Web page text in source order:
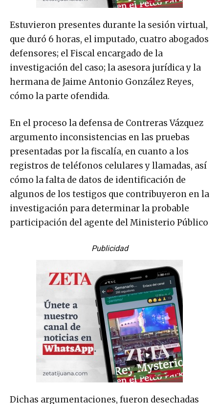
Estuvieron presentes durante la sesión virtual,
que duró 6 horas, el imputado, cuatro abogados
defensores; el Fiscal encargado de la
investigación del caso; la asesora jurídica y la
hermana de Jaime Antonio González Reyes,
cómo la parte ofendida.
En el proceso la defensa de Contreras Vázquez
argumento inconsistencias en las pruebas
presentadas por la fiscalía, en cuanto a los
registros de teléfonos celulares y llamadas, así
cómo la falta de datos de identificación de
algunos de los testigos que contribuyeron en la
investigación para determinar la probable
participación del agente del Ministerio Público
Publicidad
Dichas argumentaciones, fueron desechadas